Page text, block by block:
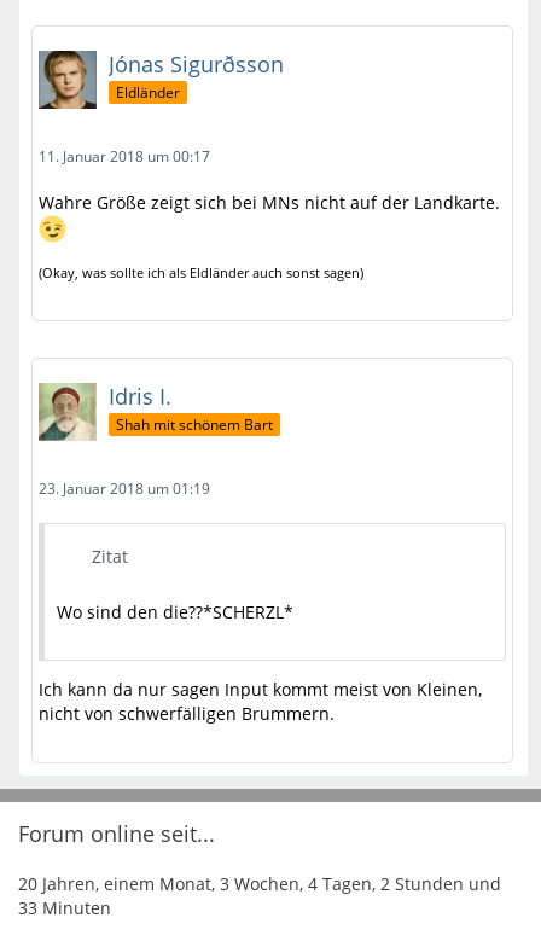
Jónas Sigurðsson
Eldländer
11. Januar 2018 um 00:17
Wahre Größe zeigt sich bei MNs nicht auf der Landkarte.
(Okay, was sollte ich als Eldländer auch sonst sagen)
Idris I.
Shah mit schönem Bart
23. Januar 2018 um 01:19
Zitat
Wo sind den die??*SCHERZL*
Ich kann da nur sagen Input kommt meist von Kleinen,
nicht von schwerfälligen Brummern.
Forum online seit...
20 Jahren, einem Monat, 3 Wochen, 4 Tagen, 2 Stunden und
33 Minuten